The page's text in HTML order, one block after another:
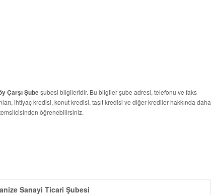
Çarşı Şubeşubesi bilgileridir. Bu bilgiler şube adresi, telefonu ve faks
ihtiyaç kredisi, konut kredisi, taşıt kredisi ve diğer krediler hakkında daha
öğrenebilirsiniz.
Sanayi Ticari Şubesi